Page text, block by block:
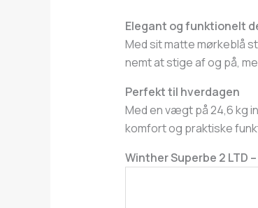
Elegant og funktionelt
Med sit matte mørkeblå
nemt at stige af og på,
Perfekt til hverdagen
Med en vægt på 24,6 kg
komfort og praktiske
Winther Superbe 2